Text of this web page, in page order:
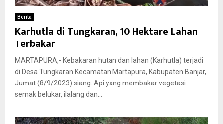
Berita
Karhutla di Tungkaran, 10 Hektare Lahan
Terbakar
MARTAPURA,- Kebakaran hutan dan lahan (Karhutla) terjadi
di Desa Tungkaran Kecamatan Martapura, Kabupaten Banjar,
Jumat (8/9/2023) siang. Api yang membakar vegetasi
semak belukar, ilalang dan...